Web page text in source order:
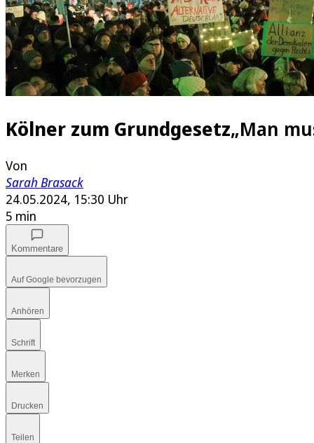
Kölner zum Grundgesetz„Man
Von
Sarah Brasack
24.05.2024, 15:30 Uhr
5 min
Kommentare
Auf Google bevorzugen
Anhören
Schrift
Merken
Drucken
Teilen